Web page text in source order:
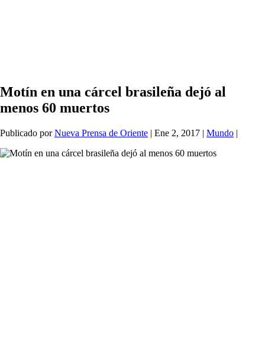
Motín en una cárcel brasileña dejó al
menos 60 muertos
Publicado porNueva Prensa de Oriente | Ene 2, 2017 | Mundo |